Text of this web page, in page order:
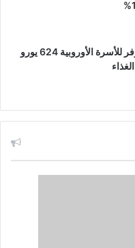
الأطعمة المجمدة توفر للأسرة الأوروبية 624 يورو